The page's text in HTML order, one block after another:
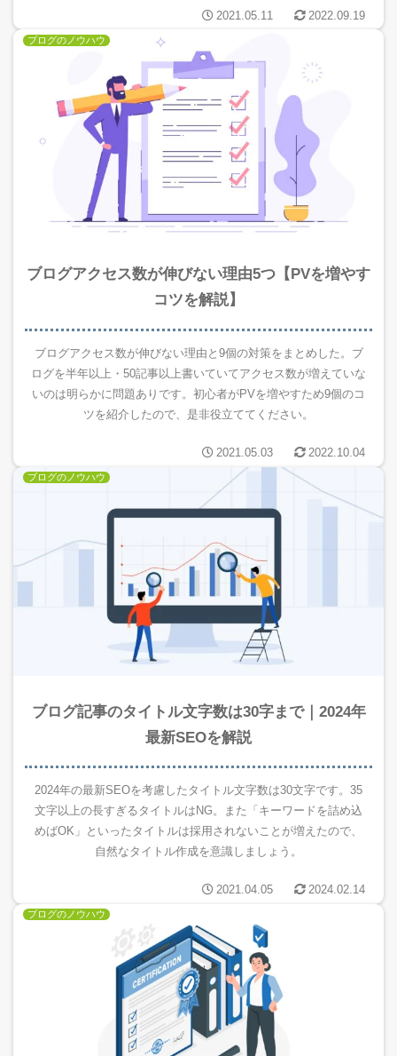
2021.05.11 2022.09.19
ブログのノウハウ
ブログアクセス数が伸びない理由5つ【PVを増やす
コツを解説】
ブログアクセス数が伸びない理由と9個の対策をまとめした。ブ
ログを半年以上・50記事以上書いていてアクセス数が増えていな
いのは明らかに問題ありです。初心者がPVを増やすため9個のコ
ツを紹介したので、是非役立ててください。
2021.05.03 2022.10.04
ブログのノウハウ
ブログ記事のタイトル文字数は30字まで｜2024年
最新SEOを解説
2024年の最新SEOを考慮したタイトル文字数は30文字です。35
文字以上の長すぎるタイトルはNG。また「キーワードを詰め込
めばOK」といったタイトルは採用されないことが増えたので、
自然なタイトル作成を意識しましょう。
2021.04.05 2024.02.14
ブログのノウハウ